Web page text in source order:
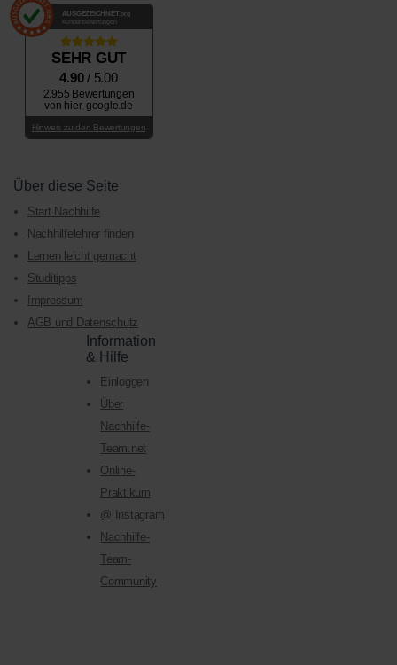
AUSGEZEICHNET .org
Kundenbewertungen
SEHR GUT
4.90/ 5.00
2.955 Bewertungen
von hier, google.de
Hinweis zu den Bewertungen
Über diese Seite
Start Nachhilfe
Nachhilfelehrer finden
Lernen leicht gemacht
Studitipps
Impressum
AGB und Datenschutz
Information
& Hilfe
Einloggen
Über
Nachhilfe-
Team.net
Online-
Praktikum
@ Instagram
Nachhilfe-
Team-
Community